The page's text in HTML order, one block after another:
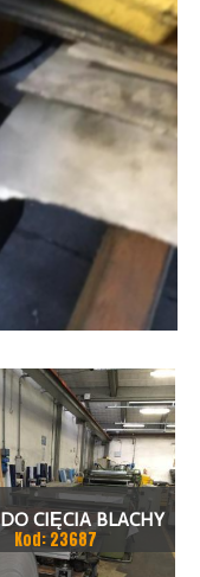
CIĘCIA BLACHY
X 1,5 (2,5) MM
Kod: 23687